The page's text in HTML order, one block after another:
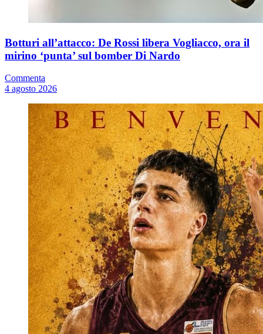
Botturi all’attacco: De Rossi libera Vogliacco, ora il
mirino ‘punta’ sul bomber Di Nardo
Commenta
4 agosto 2026